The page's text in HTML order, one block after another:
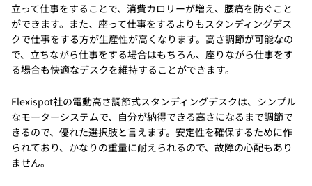
立って仕事をすることで、消費カロリーが増え、腰痛を防ぐこと
ができます。また、座って仕事をするよりもスタンディングデス
クで仕事をする方が生産性が高くなります。高さ調節が可能なの
で、立ちながら仕事をする場合はもちろん、座りながら仕事をす
る場合も快適なデスクを維持することができます。
Flexispot社の電動高さ調節式スタンディングデスクは、シンプル
なモーターシステムで、自分が納得できる高さになるまで調節で
きるので、優れた選択肢と言えます。安定性を確保するために作
られており、かなりの重量に耐えられるので、故障の心配もあり
ません。